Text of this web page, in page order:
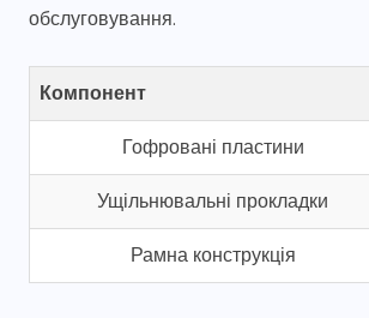
обслуговування.
Компонент
Гофровані пластини
Ущільнювальні прокладки
Рамна конструкція